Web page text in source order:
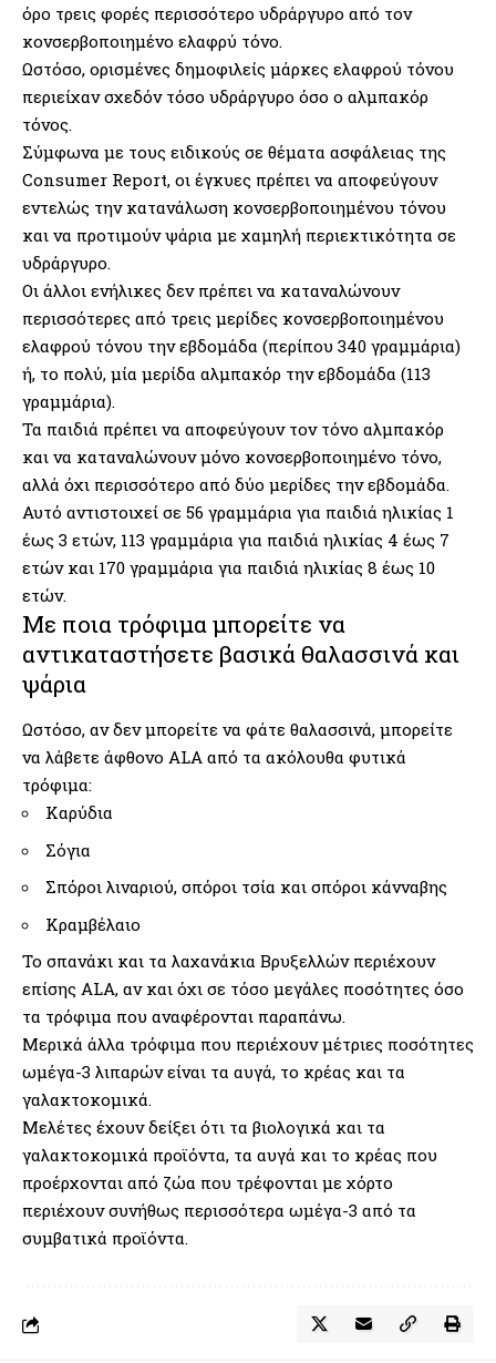
όρο τρεις φορές περισσότερο υδράργυρο από τον
κονσερβοποιημένο ελαφρύ τόνο.
Ωστόσο, ορισμένες δημοφιλείς μάρκες ελαφρού τόνου
περιείχαν σχεδόν τόσο υδράργυρο όσο ο αλμπακόρ
τόνος.
Σύμφωνα με τους ειδικούς σε θέματα ασφάλειας της
Consumer Report, οι έγκυες πρέπει να αποφεύγουν
εντελώς την κατανάλωση κονσερβοποιημένου τόνου
και να προτιμούν ψάρια με χαμηλή περιεκτικότητα σε
υδράργυρο.
Οι άλλοι ενήλικες δεν πρέπει να καταναλώνουν
περισσότερες από τρεις μερίδες κονσερβοποιημένου
ελαφρού τόνου την εβδομάδα (περίπου 340 γραμμάρια)
ή, το πολύ, μία μερίδα αλμπακόρ την εβδομάδα (113
γραμμάρια).
Τα παιδιά πρέπει να αποφεύγουν τον τόνο αλμπακόρ
και να καταναλώνουν μόνο κονσερβοποιημένο τόνο,
αλλά όχι περισσότερο από δύο μερίδες την εβδομάδα.
Αυτό αντιστοιχεί σε 56 γραμμάρια για παιδιά ηλικίας 1
έως 3 ετών, 113 γραμμάρια για παιδιά ηλικίας 4 έως 7
ετών και 170 γραμμάρια για παιδιά ηλικίας 8 έως 10
ετών.
Με ποια τρόφιμα μπορείτε να
αντικαταστήσετε βασικά θαλασσινά και
ψάρια
Ωστόσο, αν δεν μπορείτε να φάτε θαλασσινά, μπορείτε
να λάβετε άφθονο ALA από τα ακόλουθα φυτικά
τρόφιμα:
Καρύδια
Σόγια
Σπόροι λιναριού, σπόροι τσία και σπόροι κάνναβης
Κραμβέλαιο
Το σπανάκι και τα λαχανάκια Βρυξελλών περιέχουν
επίσης ALA, αν και όχι σε τόσο μεγάλες ποσότητες όσο
τα τρόφιμα που αναφέρονται παραπάνω.
Μερικά άλλα τρόφιμα που περιέχουν μέτριες ποσότητες
ωμέγα-3 λιπαρών είναι τα αυγά, το κρέας και τα
γαλακτοκομικά.
Μελέτες έχουν δείξει ότι τα βιολογικά και τα
γαλακτοκομικά προϊόντα, τα αυγά και το κρέας που
προέρχονται από ζώα που τρέφονται με χόρτο
περιέχουν συνήθως περισσότερα ωμέγα-3 από τα
συμβατικά προϊόντα.